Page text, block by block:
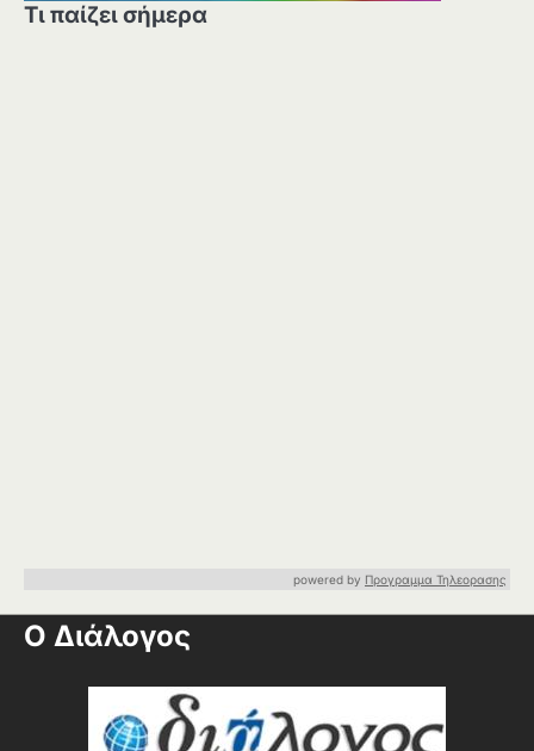
Τι παίζει σήμερα
powered by Προγραμμα Τηλεορασης
Ο Διάλογος